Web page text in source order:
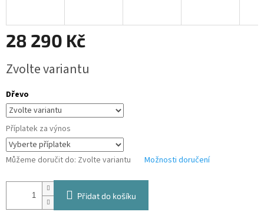
28 290 Kč
cena:
Zvolte variantu
Dřevo
Příplatek za výnos
Můžeme doručit do: Zvolte variantu Možnosti doručení
Přidat do košíku